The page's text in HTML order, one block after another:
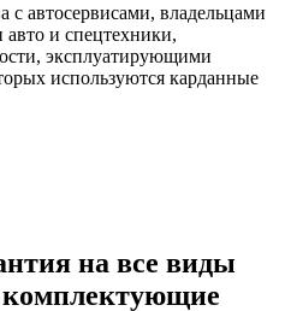
с автосервисами, владельцами
авто и спецтехники,
эксплуатирующими
используются карданные
на все виды
комплектующие